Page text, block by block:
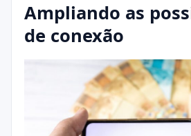
Ampliando as
de conexão